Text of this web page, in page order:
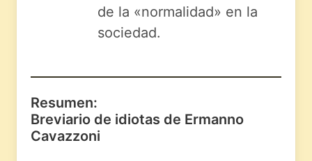
de la «normalidad» en la
sociedad.
Resumen:
Breviario de idiotas de Ermanno
Cavazzoni